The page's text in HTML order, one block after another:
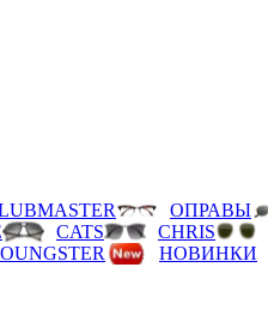
ОПРАВЫ
CATS CHRIS
НОВИНКИ